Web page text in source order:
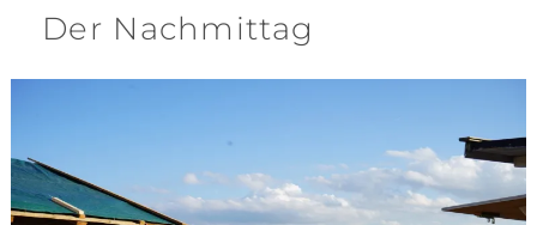
Der Nachmittag